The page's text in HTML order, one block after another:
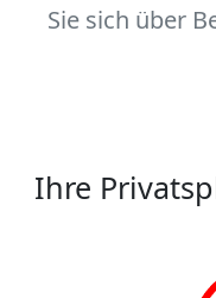
Sie sich über
Ihre